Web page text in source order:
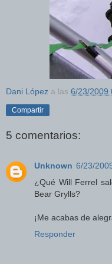
Dani López a las 6/23/2009
Compartir
5 comentarios:
Unknown 6/23/
¿Qué Will Ferrel
Bear Grylls?
¡Me acabas de
Responder